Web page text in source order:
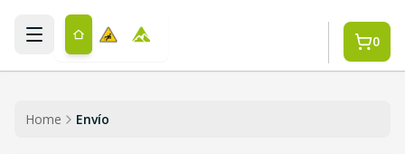
Saltar al contenido principal
0
Home Envío